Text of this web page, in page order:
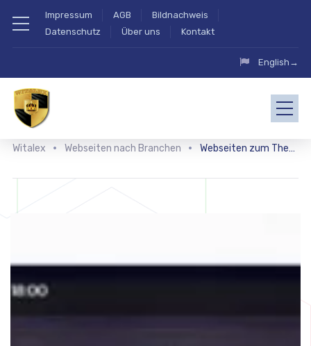
Impressum AGB
Bildnachweis
Datenschutz
Über uns Kontakt
English→
Witalex Webseiten nach Branchen Webseiten zum Thema Ausbildung und Karriere